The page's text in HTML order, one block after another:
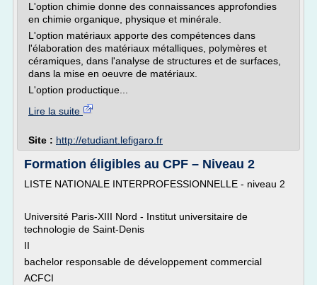
L'option chimie donne des connaissances approfondies
en chimie organique, physique et minérale.
L'option matériaux apporte des compétences dans
l'élaboration des matériaux métalliques, polymères et
céramiques, dans l'analyse de structures et de surfaces,
dans la mise en oeuvre de matériaux.
L'option productique...
Lire la suite
Site : http://etudiant.lefigaro.fr
Formation éligibles au CPF – Niveau 2
LISTE NATIONALE INTERPROFESSIONNELLE - niveau 2
Université Paris-XIII Nord - Institut universitaire de
technologie de Saint-Denis
II
bachelor responsable de développement commercial
ACFCI